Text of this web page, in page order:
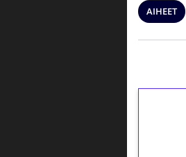
AIHEET